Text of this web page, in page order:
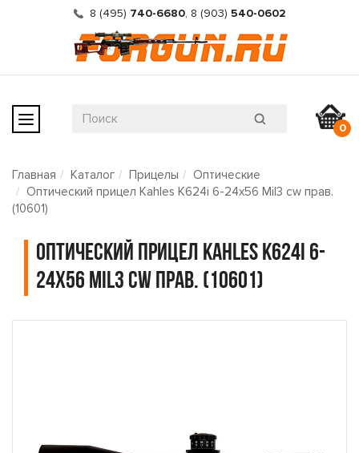
8 (495) 740-6680, 8 (903) 540-0602
0
Главная Каталог Прицелы
Оптические
Оптический прицел Kahles K624i 6-24x56 Mil3 cw прав.
(10601)
Оптический прицел Kahles K624i 6-
24x56 Mil3 cw прав. (10601)